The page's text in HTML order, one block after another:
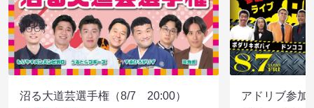
沼る大道芸選手権（8/7 20:00）
アドリブ参加